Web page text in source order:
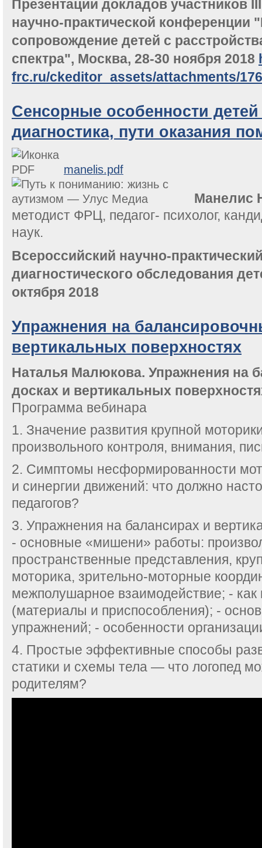
Презентации докладов участников
научно-практической конференции
сопровождение детей с
спектра", Москва, 28-30 ноября 2018
frc.ru/ckeditor_assets/attachments/
Сенсорные особенности
диагностика, пути оказания
manelis.pdf
Манелис
методист ФРЦ, педагог- психолог,
наук.
Всероссийский научно-
диагностического обследования
октября 2018
Упражнения на
вертикальных поверхностях
Наталья Малюкова. Упражнения на
досках и вертикальных
Программа вебинара
1. Значение развития крупной
произвольного контроля, внимания,
2. Симптомы несформированности
и синергии движений: что должно
педагогов?
3. Упражнения на балансирах и
- основные «мишени» работы:
пространственные представления,
моторика, зрительно-моторные
межполушарное взаимодействие; - как
(материалы и приспособления); -
упражнений; - особенности
4. Простые эффективные способы
статики и схемы тела — что логопед
родителям?